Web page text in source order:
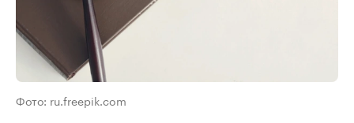
Фото: ru.freepik.com